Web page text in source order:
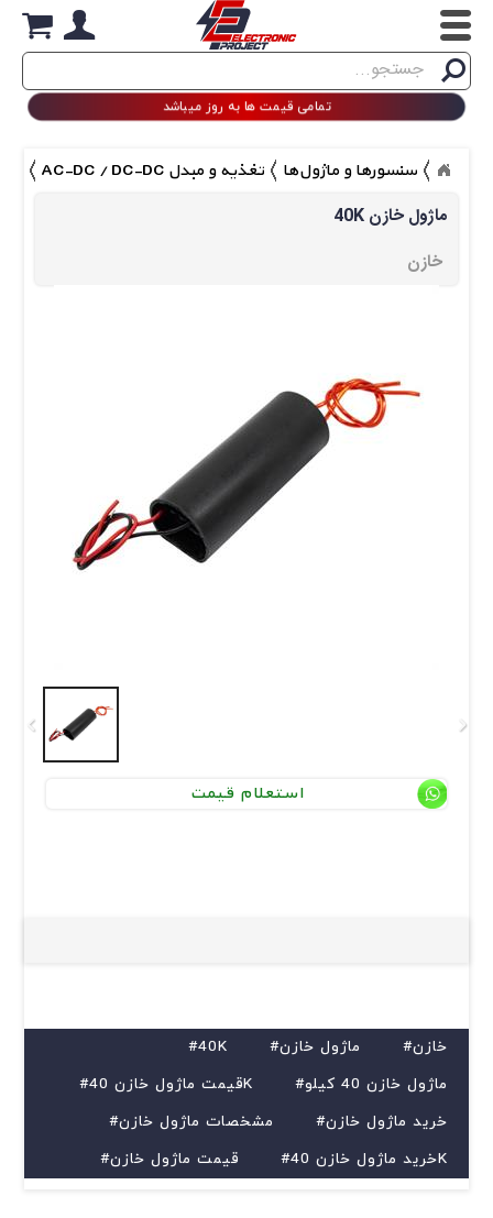
Search
جستجو
تمامی قیمت ها به روز میباشد
سنسورها و ماژول‌ها تغذیه و مبدل AC-DC / DC-DC
40K ماژول خازن
خازن
استعلام قیمت
#خازن #ماژول خازن
#40K
#ماژول خازن 40 کیلو
#قیمت ماژول خازن 40K
#خرید ماژول خازن
#مشخصات ماژول خازن
#خرید ماژول خازن 40K
#قیمت ماژول خازن